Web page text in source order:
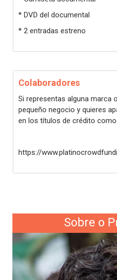
* DVD del documental
* 2 entradas estreno
Colaboradores
Si representas alguna marca o
pequeño negocio y quieres
en los títulos de crédito
https://
Sobre o